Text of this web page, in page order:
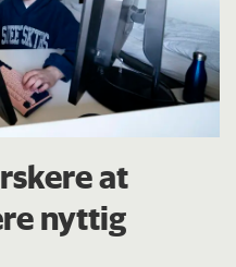
at
nyttig